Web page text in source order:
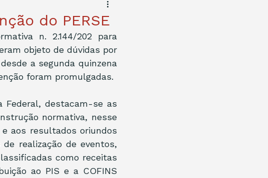
do PERSE
n. 2.144/202 para
objeto de dúvidas por
a segunda quinzena
foram promulgadas.
Federal, destacam-se as
normativa, nesse
aos resultados oriundos
realização de eventos,
como receitas
ao PIS e a COFINS